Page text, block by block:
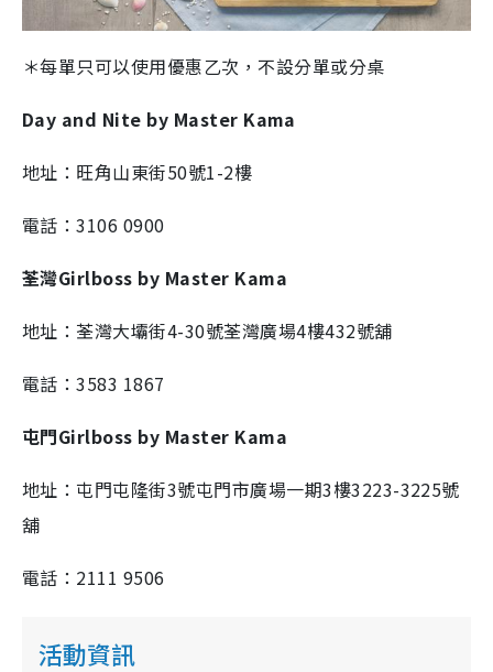
＊每單只可以使用優惠乙次，不設分單或分桌
Day and Nite by Master Kama
地址：旺角山東街50號1-2樓
電話：3106 0900
荃灣Girlboss by Master Kama
地址：荃灣大壩街4-30號荃灣廣場4樓432號舖
電話：3583 1867
屯門Girlboss by Master Kama
地址：屯門屯隆街3號屯門市廣場一期3樓3223-3225號
舖
電話：2111 9506
活動資訊